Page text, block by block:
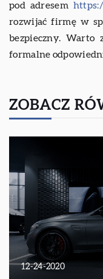
pod adresem
rozwijać firmę w
bezpieczny. Warto
formalne
ZOBACZ
12-24-2020